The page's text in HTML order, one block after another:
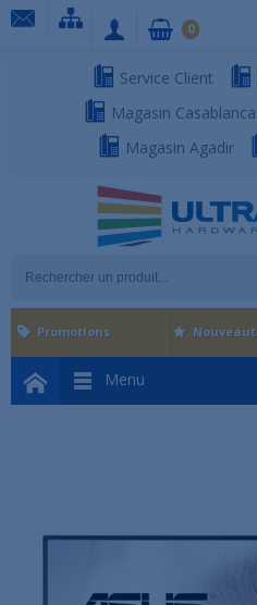
Service Client
Magasin Casablanca
Magasin Agadir
0
Menu
Promotions